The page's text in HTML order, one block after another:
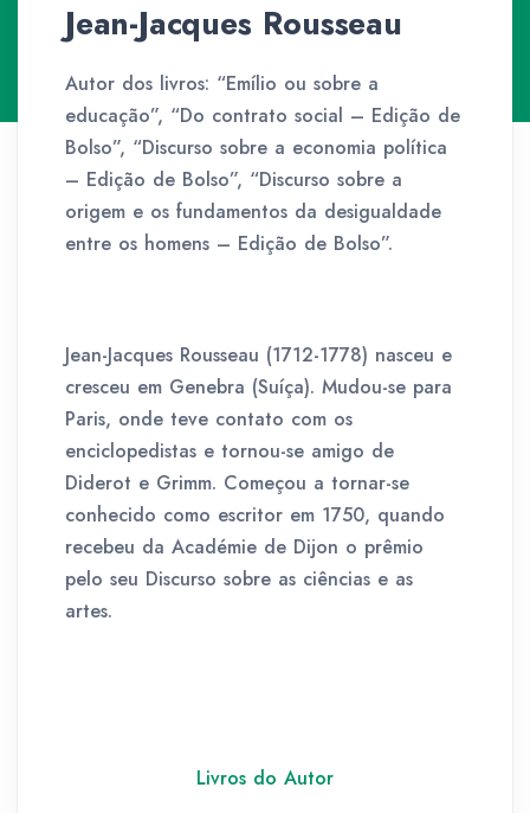
Jean-Jacques Rousseau
Autor dos livros: “Emílio ou sobre a
educação”, “Do contrato social – Edição de
Bolso”, “Discurso sobre a economia política
– Edição de Bolso”, “Discurso sobre a
origem e os fundamentos da desigualdade
entre os homens – Edição de Bolso”.
Jean-Jacques Rousseau (1712-1778) nasceu e
cresceu em Genebra (Suíça). Mudou-se para
Paris, onde teve contato com os
enciclopedistas e tornou-se amigo de
Diderot e Grimm. Começou a tornar-se
conhecido como escritor em 1750, quando
recebeu da Académie de Dijon o prêmio
pelo seu Discurso sobre as ciências e as
artes.
Livros do Autor